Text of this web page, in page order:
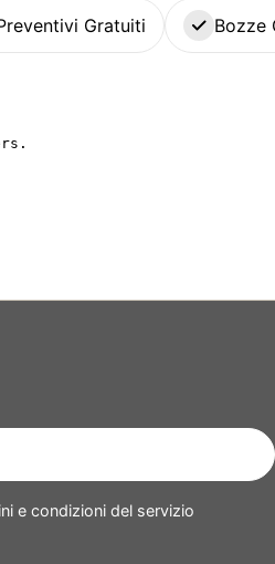
Gratuiti Bozze
e condizioni del servizio